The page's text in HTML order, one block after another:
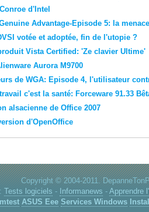
d'Intel
Advantage-Episode 5: la
votée et adoptée, fin de l'utopie ?
Vista Certified: 'Ze clavier Ultime'
Aurora M9700
de WGA: Episode 4, l'utilisateur
c'est la santé: Forceware 91.33
alsacienne de Office 2007
d'OpenOffice
Copyright © 2004-2011.
Tests logiciels - Informanews - Apprendre
ASUS Eee Services Windows